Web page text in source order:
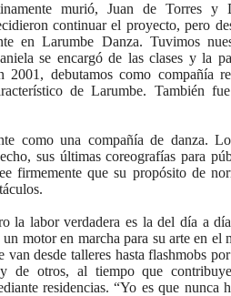
murió, Juan de Torres y
continuar el proyecto, pero
en Larumbe Danza. Tuvimos
se encargó de las clases y la
debutamos como compañía
de Larumbe. También
como una compañía de danza.
sus últimas coreografías para
firmemente que su propósito de
la labor verdadera es la del día a
motor en marcha para su arte en el
desde talleres hasta flashmobs
y de otros, al tiempo que
residencias. “Yo es que